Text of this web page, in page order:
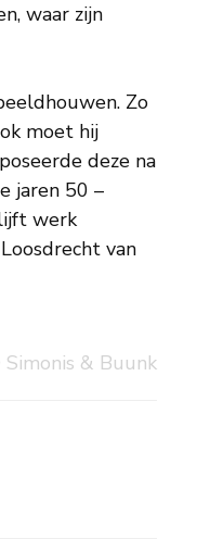
waar zijn
Zo
moet hij
deze na
jaren 50 –
werk
van
& Buunk